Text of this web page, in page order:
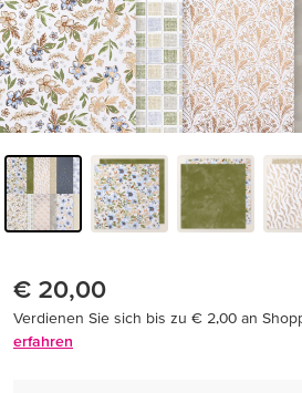
€ 20,00
Verdienen Sie sich bis zu € 2,00 an
erfahren